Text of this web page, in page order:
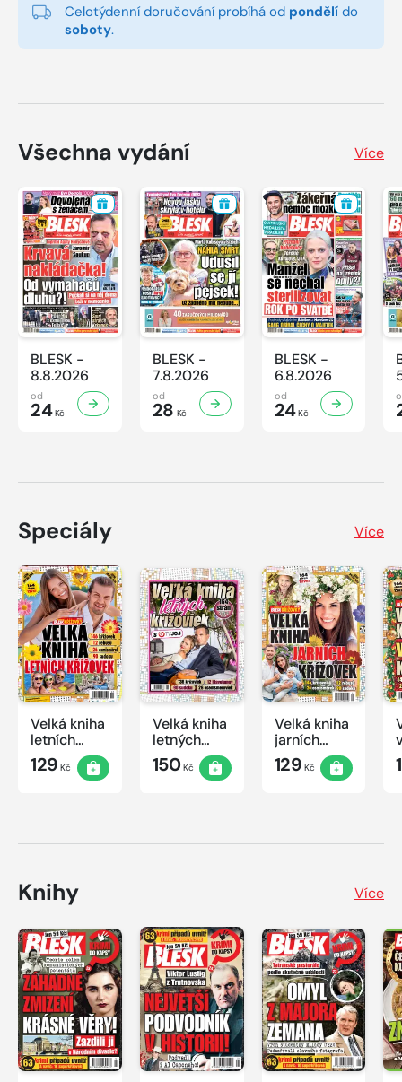
Celotýdenní doručování probíhá od pondělí do
soboty.
Všechna vydání Více
BLESK -
8.8.2026
od
24Kč
BLESK -
7.8.2026
od
28 Kč
BLESK -
6.8.2026
od
24Kč
Speciály Více
Velká kniha
letních
křížovek
2026
129 Kč
Velká kniha
letných
krížoviek s
TV JOJ
150Kč
Velká kniha
jarních
křížovek
2026
129 Kč
Knihy Více